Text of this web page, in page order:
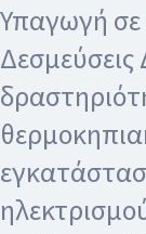
Υπαγωγή σε